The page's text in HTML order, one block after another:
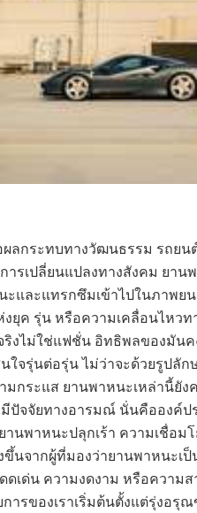
ผลกระทบทางวัฒนธรรม รถ
การเปลี่ยนแปลงทางสังคม
และแทรกซึมเข้าไปในภาพย
ยุค รุ่น หรือความเคลื่อนไหว
งไม่ใช่แฟชั่น อิทธิพลของมันค
ใจรุ่นต่อรุ่น ไม่ว่าจะด้วยรูปลั
กระแส ยานพาหนะเหล่านี้ยัง
ปัจจัยทางอารมณ์ นั่นคือองค์ป
านพาหนะปลุกเร้า ความเชื่อ
ขึ้นจากผู้ที่มองว่ายานพาหนะ
เด่น ความงดงาม หรือความ
การของเราเริ่มต้นตั้งแต่รุ่งอ